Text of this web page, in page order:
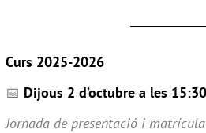
Curs 2025-2026
📅 Dijous 2 d’octubre a les
Jornada de presentació i matrícula